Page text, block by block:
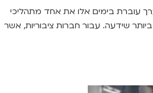
עוברת בימים אלו את אחד מתהליכי
שידעה. עבור חברות ציבוריות, אשר